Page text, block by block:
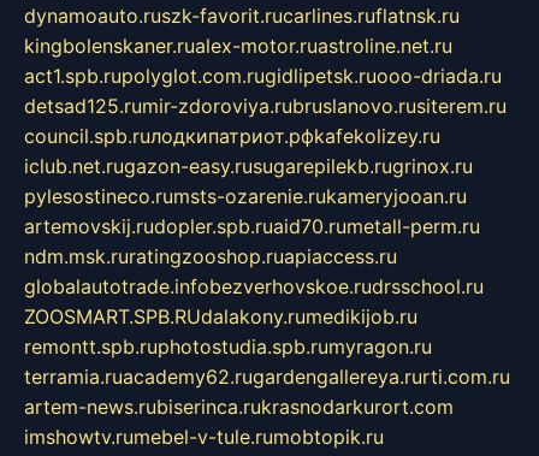
dynamoauto.ruszk-favorit.rucarlines.ruflatnsk.ru
kingbolenskaner.rualex-motor.ruastroline.net.ru
act1.spb.rupolyglot.com.rugidlipetsk.ruooo-driada.ru
detsad125.rumir-zdoroviya.rubruslanovo.rusiterem.ru
council.spb.ruлодкипатриот.рфkafekolizey.ru
iclub.net.rugazon-easy.rusugarepilekb.rugrinox.ru
pylesostineco.rumsts-ozarenie.rukameryjooan.ru
artemovskij.rudopler.spb.ruaid70.rumetall-perm.ru
ndm.msk.ruratingzooshop.ruapiaccess.ru
globalautotrade.infobezverhovskoe.rudrsschool.ru
ZOOSMART.SPB.RUdalakony.rumedikijob.ru
remontt.spb.ruphotostudia.spb.rumyragon.ru
terramia.ruacademy62.rugardengallereya.rurti.com.ru
artem-news.rubiserinca.rukrasnodarkurort.com
imshowtv.rumebel-v-tule.rumobtopik.ru